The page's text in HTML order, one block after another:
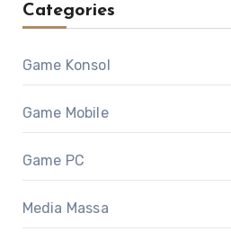
Categories
Game Konsol
Game Mobile
Game PC
Media Massa